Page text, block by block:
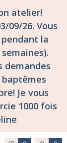
atelier!
09/26. Vous
la
demandes
Je vous
1000 fois